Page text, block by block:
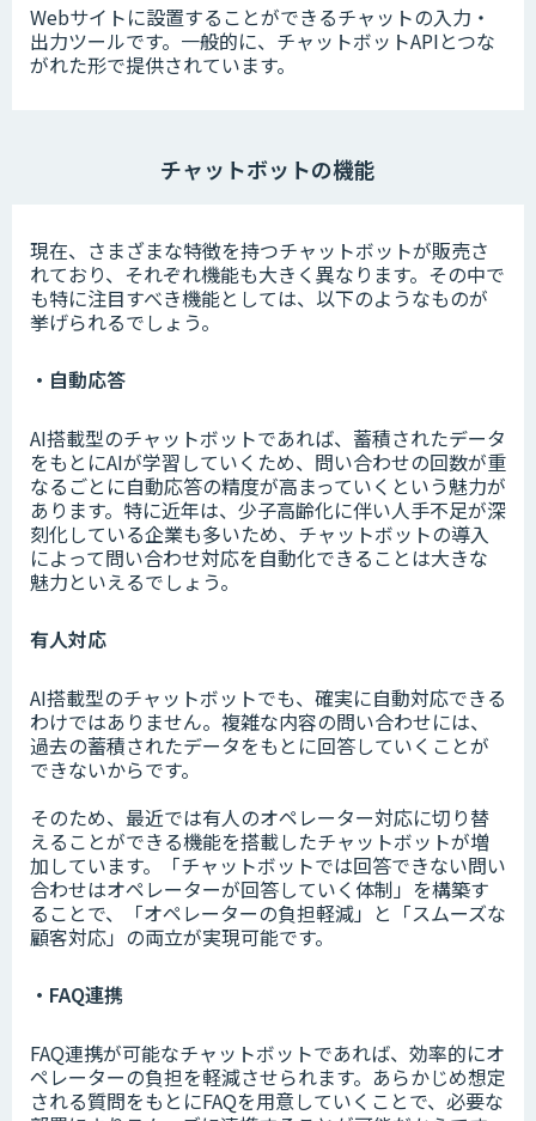
Webサイトに設置することができるチャットの入力・
出力ツールです。一般的に、チャットボットAPIとつな
がれた形で提供されています。
チャットボットの機能
現在、さまざまな特徴を持つチャットボットが販売さ
れており、それぞれ機能も大きく異なります。その中で
も特に注目すべき機能としては、以下のようなものが
挙げられるでしょう。
・自動応答
AI搭載型のチャットボットであれば、蓄積されたデータ
をもとにAIが学習していくため、問い合わせの回数が重
なるごとに自動応答の精度が高まっていくという魅力が
あります。特に近年は、少子高齢化に伴い人手不足が深
刻化している企業も多いため、チャットボットの導入
によって問い合わせ対応を自動化できることは大きな
魅力といえるでしょう。
有人対応
AI搭載型のチャットボットでも、確実に自動対応できる
わけではありません。複雑な内容の問い合わせには、
過去の蓄積されたデータをもとに回答していくことが
できないからです。
そのため、最近では有人のオペレーター対応に切り替
えることができる機能を搭載したチャットボットが増
加しています。「チャットボットでは回答できない問い
合わせはオペレーターが回答していく体制」を構築す
ることで、「オペレーターの負担軽減」と「スムーズな
顧客対応」の両立が実現可能です。
・FAQ連携
FAQ連携が可能なチャットボットであれば、効率的にオ
ペレーターの負担を軽減させられます。あらかじめ想定
される質問をもとにFAQを用意していくことで、必要な